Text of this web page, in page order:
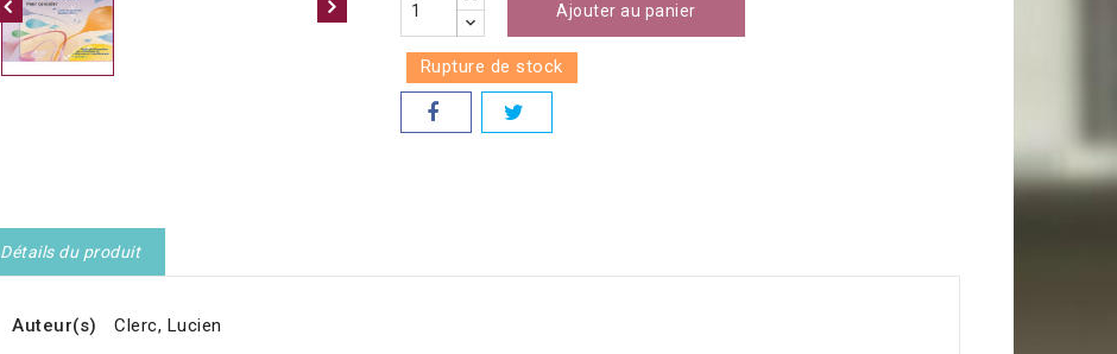
Ajouter au panier
Rupture de stock
Détails du produit
Auteur(s)
Clerc, Lucien